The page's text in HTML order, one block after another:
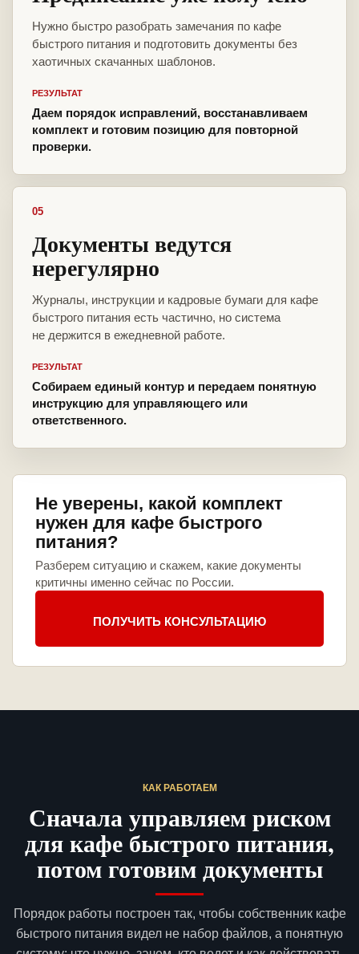
Нужно быстро разобрать замечания по кафе
быстрого питания и подготовить документы без
хаотичных скачанных шаблонов.
РЕЗУЛЬТАТ
Даем порядок исправлений, восстанавливаем
комплект и готовим позицию для повторной
проверки.
05
Документы ведутся
нерегулярно
Журналы, инструкции и кадровые бумаги для кафе
быстрого питания есть частично, но система
не держится в ежедневной работе.
РЕЗУЛЬТАТ
Собираем единый контур и передаем понятную
инструкцию для управляющего или
ответственного.
Не уверены, какой комплект
нужен для кафе быстрого
питания?
Разберем ситуацию и скажем, какие документы
критичны именно сейчас по России.
ПОЛУЧИТЬ КОНСУЛЬТАЦИЮ
КАК РАБОТАЕМ
Сначала управляем риском
для кафе быстрого питания,
потом готовим документы
Порядок работы построен так, чтобы собственник кафе
быстрого питания видел не набор файлов, а понятную